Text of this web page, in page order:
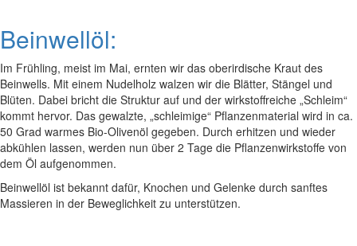
Beinwellöl:
Im Frühling, meist im Mai, ernten wir das oberirdische Kraut des
Beinwells. Mit einem Nudelholz walzen wir die Blätter, Stängel und
Blüten. Dabei bricht die Struktur auf und der wirkstoffreiche „Schleim“
kommt hervor. Das gewalzte, „schleimige“ Pflanzenmaterial wird in ca.
50 Grad warmes Bio-Olivenöl gegeben. Durch erhitzen und wieder
abkühlen lassen, werden nun über 2 Tage die Pflanzenwirkstoffe von
dem Öl aufgenommen.
Beinwellöl ist bekannt dafür, Knochen und Gelenke durch sanftes
Massieren in der Beweglichkeit zu unterstützen.